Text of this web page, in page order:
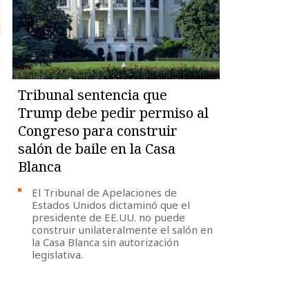
Tribunal sentencia que
Trump debe pedir permiso al
Congreso para construir
salón de baile en la Casa
Blanca
El Tribunal de Apelaciones de
Estados Unidos dictaminó que el
presidente de EE.UU. no puede
construir unilateralmente el salón en
la Casa Blanca sin autorización
legislativa.